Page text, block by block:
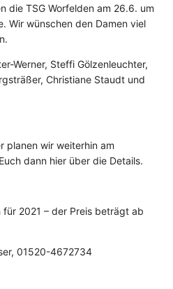
die TSG Worfelden am 26.6. um
Wir wünschen den Damen viel
Werner, Steffi Gölzenleuchter,
Christiane Staudt und
planen wir weiterhin am
dann hier über die Details.
2021 – der Preis beträgt ab
01520-4672734